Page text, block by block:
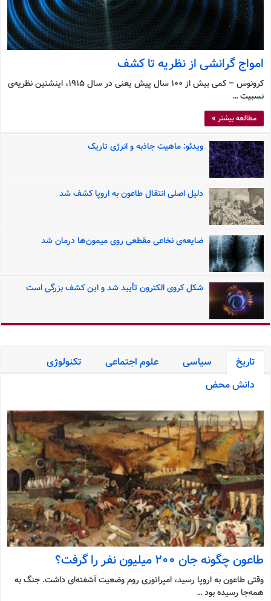
امواج گرانشی از نظریه تا کشف
کرونوس – کمی بیش از 100 سال پیش یعنی در سال 1915، اینشتین نظریه‌ی
نسبیت …
مطالعه بیشتر »
ویدئو: ماهیت جاذبه و انرژی تاریک
دلیل اصلی انتقال طاعون به اروپا کشف شد
ضایعه‌ی نخاعی مقطعی روی میمون‌ها درمان شد
شکل کروی الکترون تأیید شد و این کشف بزرگی است
تاریخ سیاسی علوم اجتماعی
تکنولوژی
دانش محض
طاعون چگونه جان ۲۰۰ میلیون نفر را گرفت؟
وقتی طاعون به اروپا رسید، امپراتوری روم وضعیت آشفته‌ای داشت. جنگ به
همه‌جا رسیده بود …